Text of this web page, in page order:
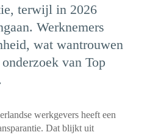
terwijl in 2026
Werknemers
wat wantrouwen
van Top
werkgevers heeft een
Dat blijkt uit